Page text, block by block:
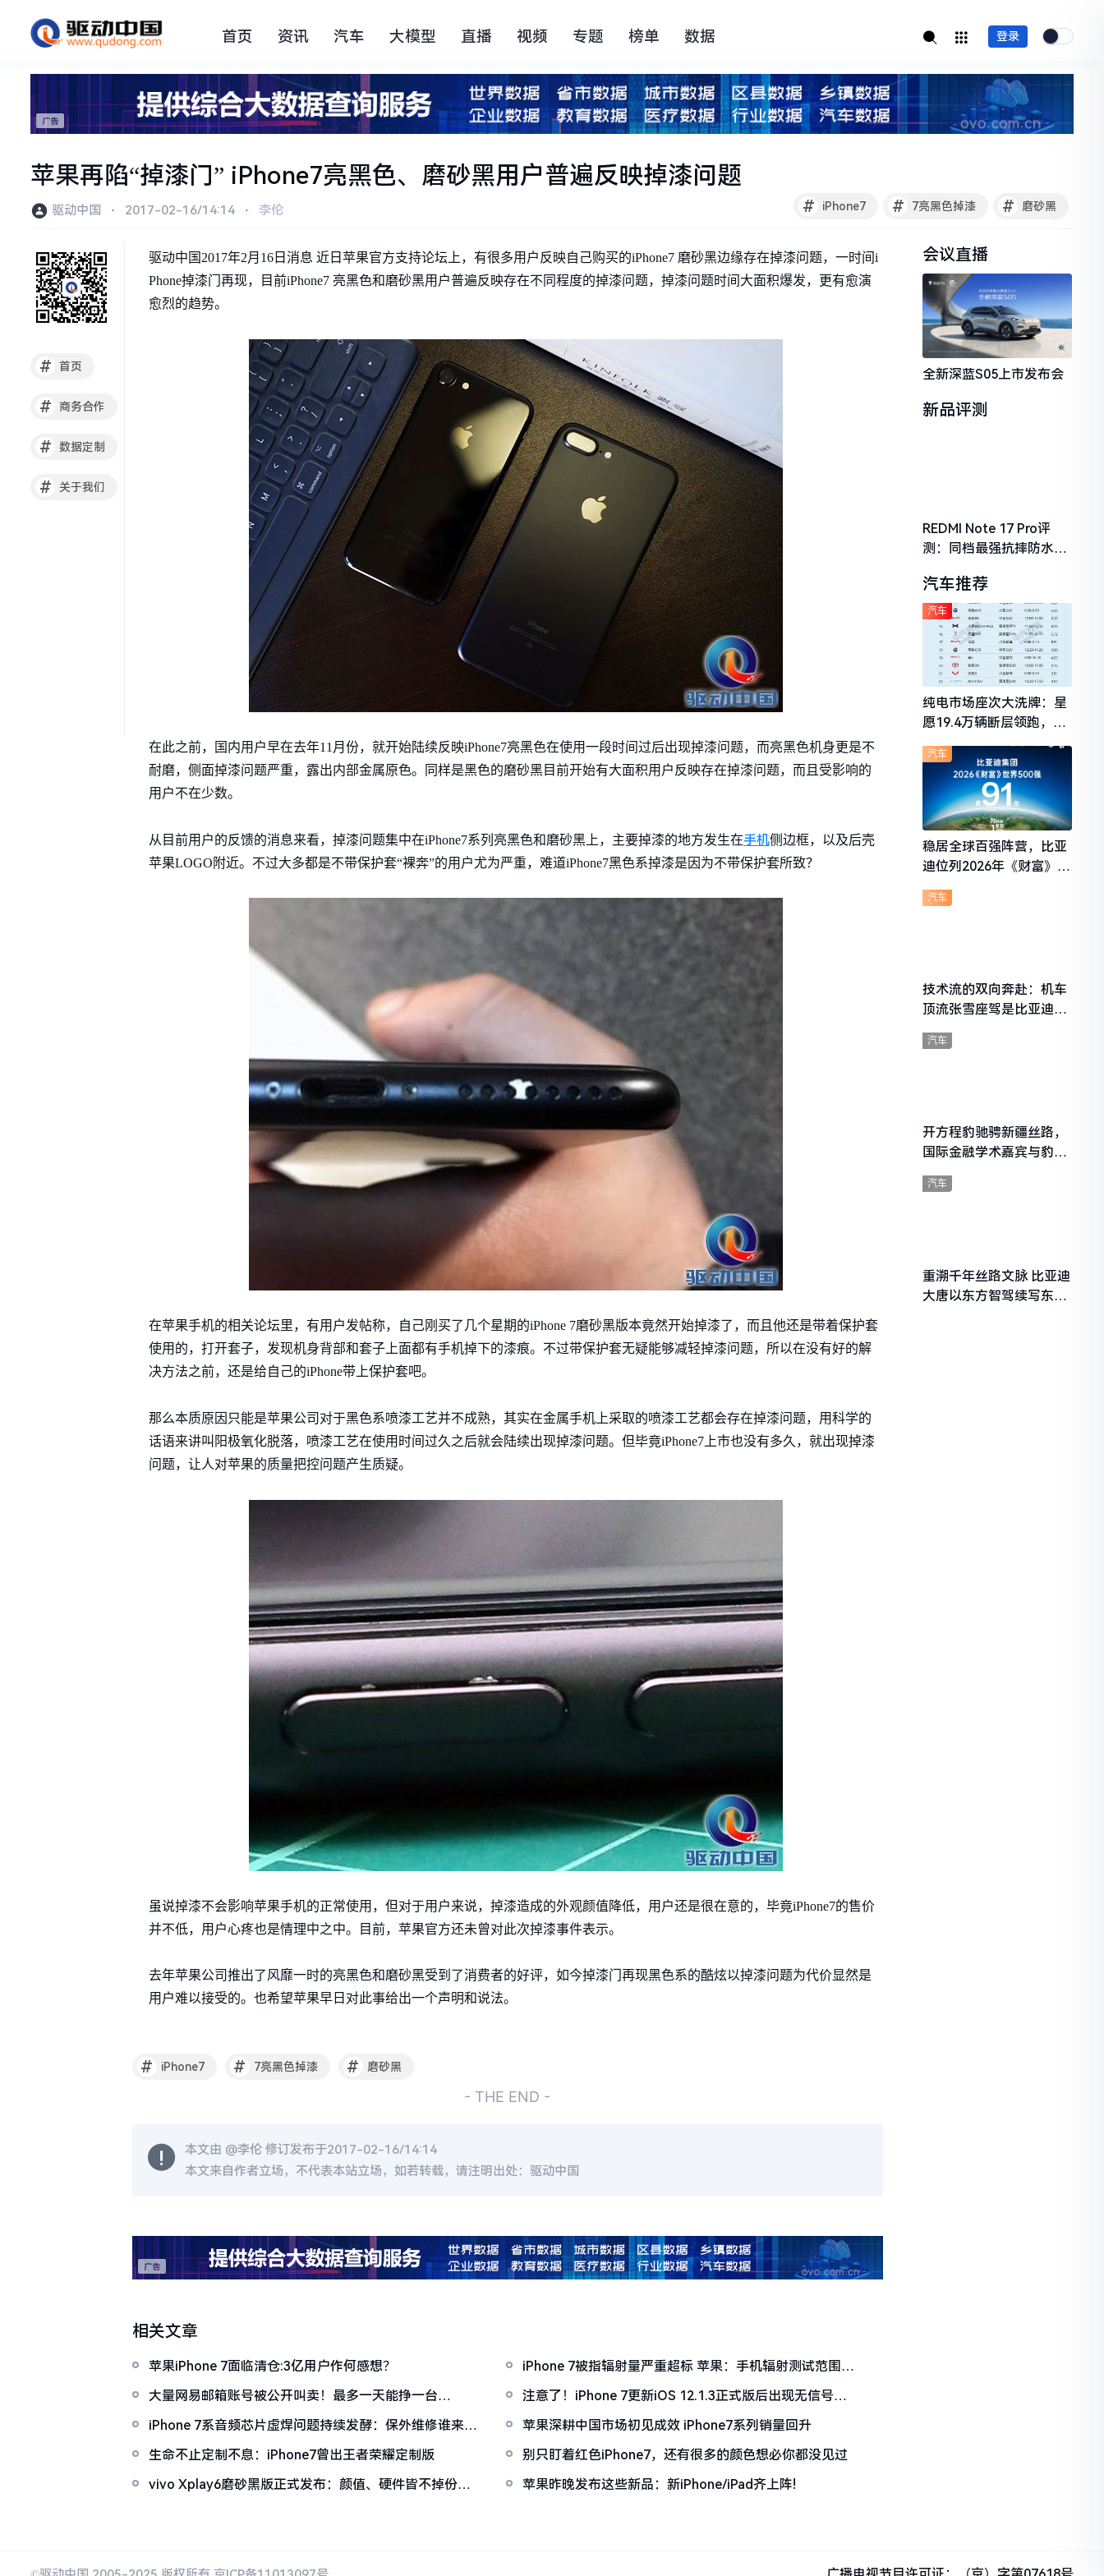
首页 资讯 汽车 大模型 直播 视频 专题 榜单 数据 登录
苹果再陷“掉漆门” iPhone7亮黑色、磨砂黑用户普遍反映掉漆问题
# iPhone7 # 7亮黑色掉漆 # 磨砂黑
驱动中国 ⋅ 2017-02-16/14:14 ⋅ 李伦
# 首页
# 商务合作
# 数据定制
# 关于我们
驱动中国2017年2月16日消息 近日苹果官方支持论坛上，有很多用户反映自己购买的iPhone7 磨砂黑边缘存在掉漆问题，一时间i
Phone掉漆门再现，目前iPhone7 亮黑色和磨砂黑用户普遍反映存在不同程度的掉漆问题，掉漆问题时间大面积爆发，更有愈演
愈烈的趋势。
在此之前，国内用户早在去年11月份，就开始陆续反映iPhone7亮黑色在使用一段时间过后出现掉漆问题，而亮黑色机身更是不
耐磨，侧面掉漆问题严重，露出内部金属原色。同样是黑色的磨砂黑目前开始有大面积用户反映存在掉漆问题，而且受影响的
用户不在少数。
从目前用户的反馈的消息来看，掉漆问题集中在iPhone7系列亮黑色和磨砂黑上，主要掉漆的地方发生在手机侧边框，以及后壳
苹果LOGO附近。不过大多都是不带保护套“裸奔”的用户尤为严重，难道iPhone7黑色系掉漆是因为不带保护套所致？
在苹果手机的相关论坛里，有用户发帖称，自己刚买了几个星期的iPhone 7磨砂黑版本竟然开始掉漆了，而且他还是带着保护套
使用的，打开套子，发现机身背部和套子上面都有手机掉下的漆痕。不过带保护套无疑能够减轻掉漆问题，所以在没有好的解
决方法之前，还是给自己的iPhone带上保护套吧。
那么本质原因只能是苹果公司对于黑色系喷漆工艺并不成熟，其实在金属手机上采取的喷漆工艺都会存在掉漆问题，用科学的
话语来讲叫阳极氧化脱落，喷漆工艺在使用时间过久之后就会陆续出现掉漆问题。但毕竟iPhone7上市也没有多久，就出现掉漆
问题，让人对苹果的质量把控问题产生质疑。
虽说掉漆不会影响苹果手机的正常使用，但对于用户来说，掉漆造成的外观颜值降低，用户还是很在意的，毕竟iPhone7的售价
并不低，用户心疼也是情理中之中。目前，苹果官方还未曾对此次掉漆事件表示。
去年苹果公司推出了风靡一时的亮黑色和磨砂黑受到了消费者的好评，如今掉漆门再现黑色系的酷炫以掉漆问题为代价显然是
用户难以接受的。也希望苹果早日对此事给出一个声明和说法。
# iPhone7 # 7亮黑色掉漆 # 磨砂黑
- THE END -
本文由 @李伦修订发布于2017-02-16/14:14
本文来自作者立场，不代表本站立场，如若转载，请注明出处：驱动中国
相关文章
苹果iPhone 7面临清仓:3亿用户作何感想？
iPhone 7被指辐射量严重超标 苹果：手机辐射测试范围最
远为25毫米
大量网易邮箱账号被公开叫卖！最多一天能挣一台
注意了！iPhone 7更新iOS 12.1.3正式版后出现无信号问
iPhone 7系音频芯片虚焊问题持续发酵：保外维修谁来买
苹果深耕中国市场初见成效 iPhone7系列销量回升
生命不止定制不息：iPhone7曾出王者荣耀定制版
别只盯着红色iPhone7，还有很多的颜色想必你都没见过
vivo Xplay6磨砂黑版正式发布：颜值、硬件皆不掉份
苹果昨晚发布这些新品：新iPhone/iPad齐上阵!
会议直播
全新深蓝S05上市发布会
新品评测
REDMI Note 17 Pro评
测：同档最强抗摔防水，
守门员
汽车推荐
纯电市场座次大洗牌：星
愿19.4万辆断层领跑，理
想i6成最强黑马
汽车
稳居全球百强阵营，比亚
迪位列2026年《财富》世
汽车
技术流的双向奔赴：机车
顶流张雪座驾是比亚迪秦
L
汽车
开方程豹驰骋新疆丝路，
国际金融学术嘉宾与豹友
共赴山海热爱
汽车
重溯千年丝路文脉 比亚迪
大唐以东方智驾续写东西
汽车